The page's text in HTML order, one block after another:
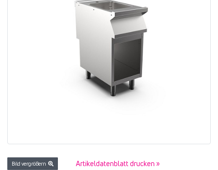
Bild vergrößern Artikeldatenblatt drucken »